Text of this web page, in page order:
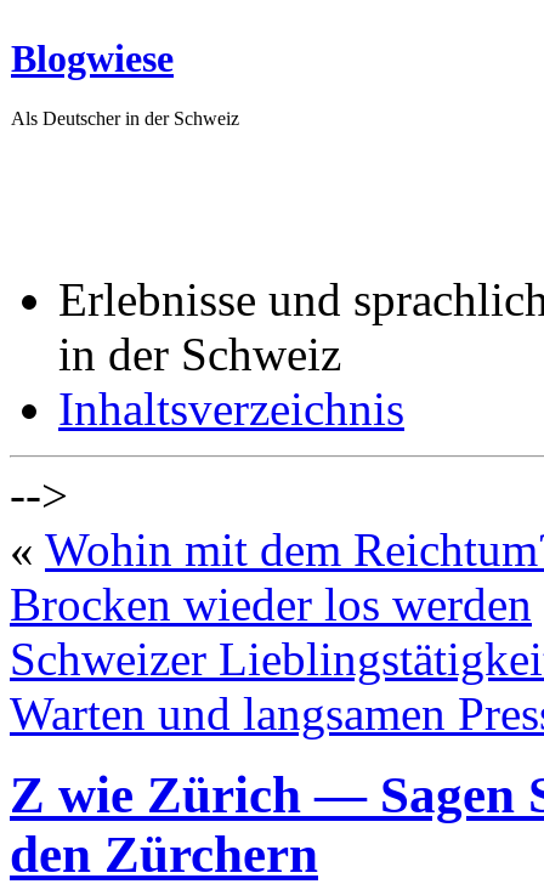
Blogwiese
Als Deutscher in der Schweiz
Erlebnisse und
in der Schweiz
Inhaltsverzeichnis
-->
« Wohin mit dem
Brocken wieder los werden
Schweizer
Warten und langsamen
Z wie Zürich — Sagen
den Zürchern